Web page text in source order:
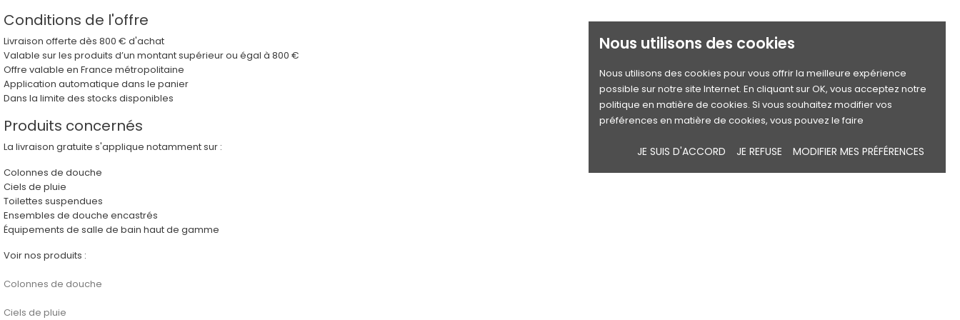
Nous utilisons des cookies
Nous utilisons des cookies pour vous offrir la meilleure expérience
possible sur notre site Internet. En cliquant sur OK, vous acceptez notre
politique en matière de cookies. Si vous souhaitez modifier vos
préférences en matière de cookies, vous pouvez le faire
JE SUIS D'ACCORD JE REFUSE MODIFIER MES PRÉFÉRENCES
Conditions de l'offre
Livraison offerte dès 800 € d'achat
Valable sur les produits d’un montant supérieur ou égal à 800 €
Offre valable en France métropolitaine
Application automatique dans le panier
Dans la limite des stocks disponibles
Produits concernés
La livraison gratuite s'applique notamment sur :
Colonnes de douche
Ciels de pluie
Toilettes suspendues
Ensembles de douche encastrés
Équipements de salle de bain haut de gamme
Voir nos produits :
Colonnes de douche
Ciels de pluie